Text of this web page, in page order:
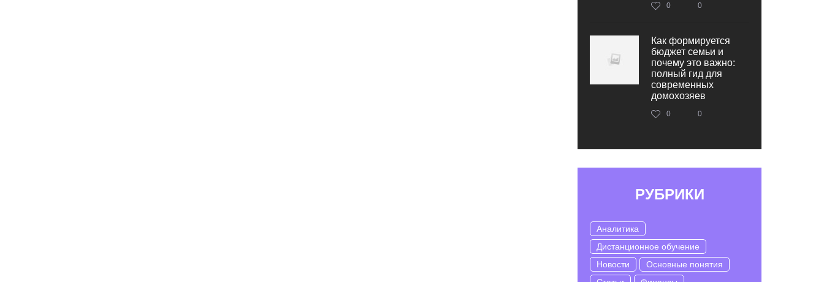
0 0
Как формируется
бюджет семьи и
почему это важно:
полный гид для
современных
домохозяев
0 0
РУБРИКИ
Аналитика
Дистанционное обучение
Новости
Основные понятия